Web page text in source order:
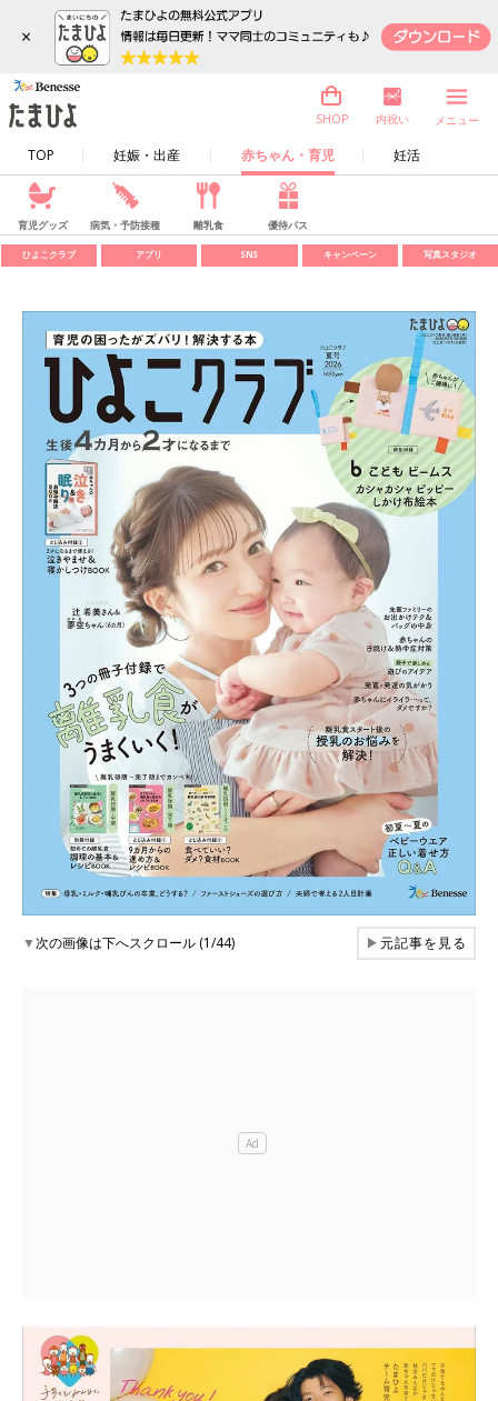
×
TOP 妊娠・出産 赤ちゃん・育児 妊活
SHOP 内祝い メニュー
育児グッズ 病気・予防接種 離乳食 優待パス
ひよこクラブ アプリ SNS キャンペーン 写真スタジオ
▼次の画像は下へスクロール (1/44) ▶元記事を見る